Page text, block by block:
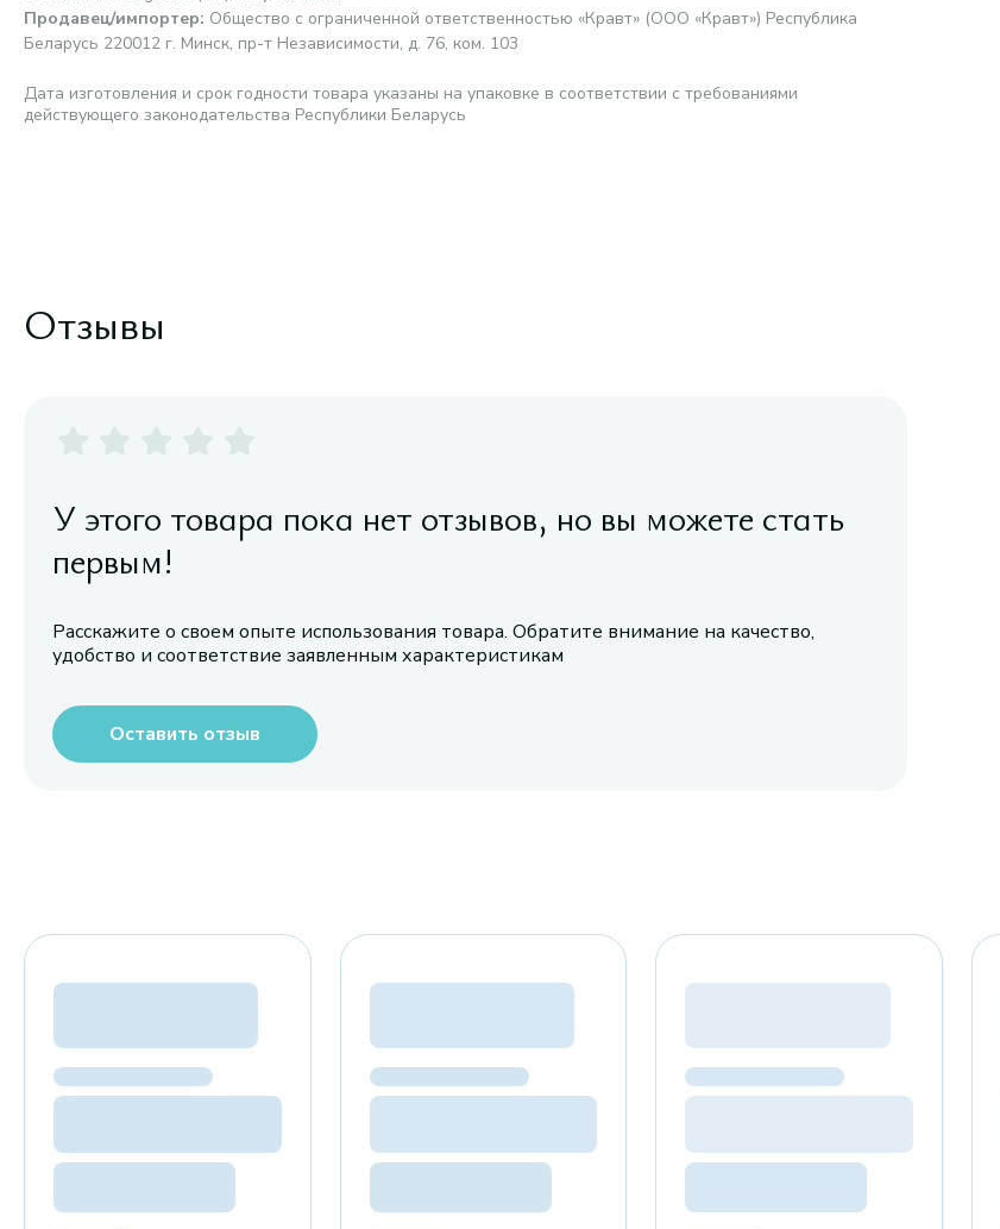
Продавец/импортер: Общество с ограниченной ответственностью «Кравт» (ООО «Кравт») Республика
Беларусь 220012 г. Минск, пр-т Независимости, д. 76, ком. 103
Дата изготовления и срок годности товара указаны на упаковке в соответствии с требованиями
действующего законодательства Республики Беларусь
Отзывы
У этого товара пока нет отзывов, но вы можете стать
первым!
Расскажите о своем опыте использования товара. Обратите внимание на качество,
удобство и соответствие заявленным характеристикам
Оставить отзыв